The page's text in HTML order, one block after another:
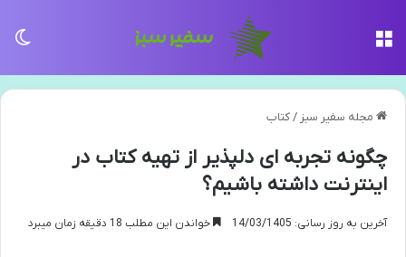
مجله سفیر سبز /کتاب
چگونه تجربه ای دلپذیر از تهیه کتاب در
اینترنت داشته باشیم؟
آخرین به روز رسانی: 14/03/1405 خواندن این مطلب 18 دقیقه زمان میبرد